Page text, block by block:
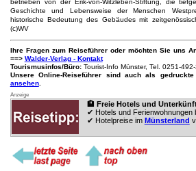
Geschichte und Lebensweise der Menschen
historische Bedeutung des Gebäudes mit
(c)WV
Ihre Fragen zum Reiseführer oder möchten Sie uns
==> Walder-Verlag - Kontakt
Tourismusinfos/Büro:Tourist-Info Münster, Tel. 0251-492-
Unsere Online-Reiseführer sind auch als
ansehen.
Anzeige
🏨 Freie Hotels und
✔ Hotels und Ferienwohnungen
✔ Hotelpreise im Münsterland